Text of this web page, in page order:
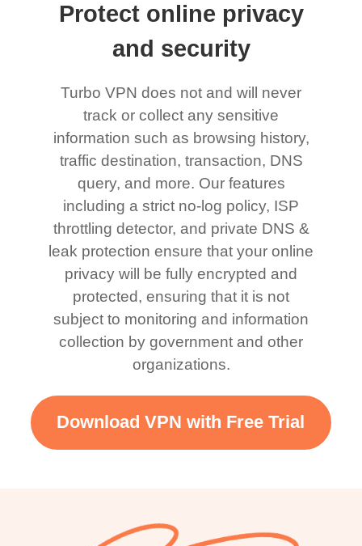
Protect online privacy
and security
Turbo VPN does not and will never
track or collect any sensitive
information such as browsing history,
traffic destination, transaction, DNS
query, and more. Our features
including a strict no-log policy, ISP
throttling detector, and private DNS &
leak protection ensure that your online
privacy will be fully encrypted and
protected, ensuring that it is not
subject to monitoring and information
collection by government and other
organizations.
Download VPN with Free Trial